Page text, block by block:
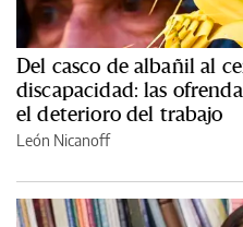
Del casco de albañil al
discapacidad: las
el deterioro del trabajo
León Nicanoff